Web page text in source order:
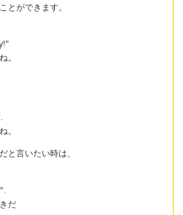
とができます。
。
。
と言いたい時は、
だ